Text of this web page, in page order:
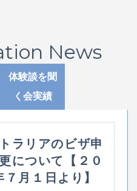
News
体験談を聞
く会実績
ラリアのビザ申
について【２０
７月１日より】